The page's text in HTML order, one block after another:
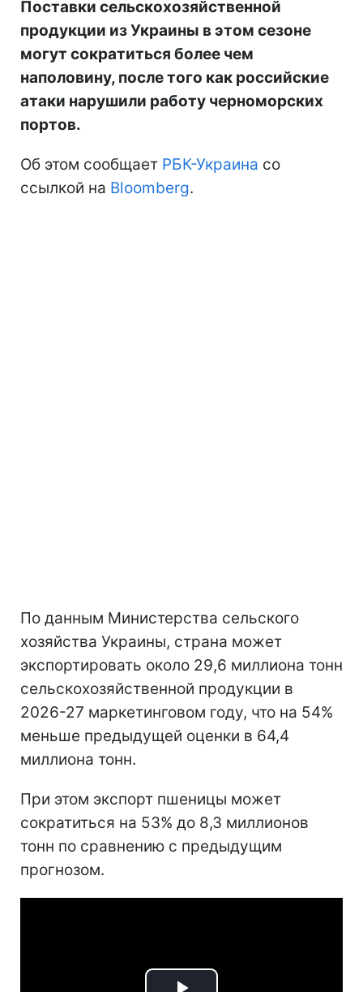
Поставки сельскохозяйственной
продукции из Украины в этом сезоне
могут сократиться более чем
наполовину, после того как российские
атаки нарушили работу черноморских
портов.
Об этом сообщает РБК-Украина со
ссылкой на Bloomberg.
По данным Министерства сельского
хозяйства Украины, страна может
экспортировать около 29,6 миллиона тонн
сельскохозяйственной продукции в
2026-27 маркетинговом году, что на 54%
меньше предыдущей оценки в 64,4
миллиона тонн.
При этом экспорт пшеницы может
сократиться на 53% до 8,3 миллионов
тонн по сравнению с предыдущим
прогнозом.